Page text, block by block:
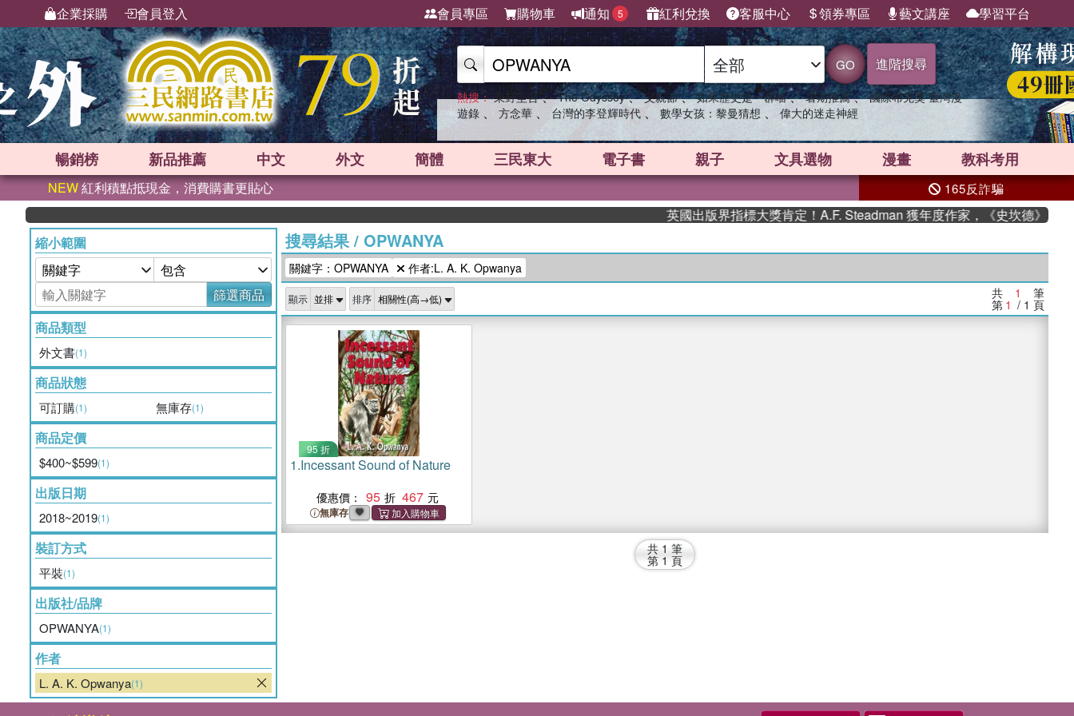
企業採購 會員登入 會員專區 購物車 通知 5 紅利兌換 客服中心 領券專區 藝文講座 學習平台
GO 進階搜尋
熱搜： 東野圭吾 、 The Odyssey 、 父親節 、 如果歷史是一群喵 、 暑期推薦 、 國際布克獎 臺灣漫
遊錄 、 方念華 、 台灣的李登輝時代 、 數學女孩：黎曼猜想 、 偉大的迷走神經
暢銷榜 新品推薦 中文 外文 簡體 三民東大 電子書 親子 文具選物 漫畫 教科考用
NEW紅利積點抵現金，消費購書更貼心 165反詐騙
英國出版界指標大獎肯定！A.F. Steadman 獲年度作家，《史坎德》系列帶
縮小範圍
篩選商品
商品類型
外文書(1)
商品狀態
可訂購(1) 無庫存(1)
商品定價
$400~$599(1)
出版日期
2018~2019(1)
裝訂方式
平裝(1)
出版社/品牌
OPWANYA(1)
作者
L. A. K. Opwanya(1)
搜尋結果/ OPWANYA
關鍵字：OPWANYA 作者:L. A. K. Opwanya
顯示 排序 共 1 筆
第 1 / 1 頁
95 折
1.Incessant Sound of Nature
優惠價： 95 467
無庫存
共 1 筆
第 1 頁